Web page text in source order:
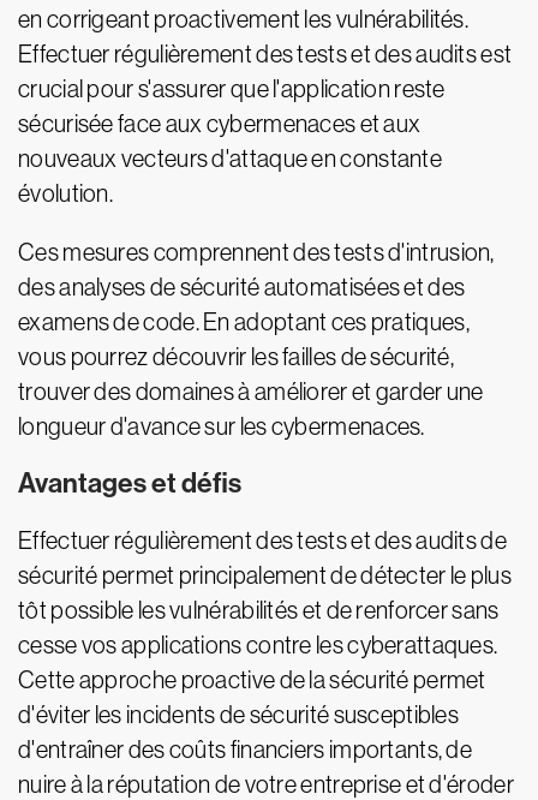
en corrigeant proactivement les vulnérabilités.
Effectuer régulièrement des tests et des audits est
crucial pour s'assurer que l'application reste
sécurisée face aux cybermenaces et aux
nouveaux vecteurs d'attaque en constante
évolution.
Ces mesures comprennent des tests d'intrusion,
des analyses de sécurité automatisées et des
examens de code. En adoptant ces pratiques,
vous pourrez découvrir les failles de sécurité,
trouver des domaines à améliorer et garder une
longueur d'avance sur les cybermenaces.
Avantages et défis
Effectuer régulièrement des tests et des audits de
sécurité permet principalement de détecter le plus
tôt possible les vulnérabilités et de renforcer sans
cesse vos applications contre les cyberattaques.
Cette approche proactive de la sécurité permet
d'éviter les incidents de sécurité susceptibles
d'entraîner des coûts financiers importants, de
nuire à la réputation de votre entreprise et d'éroder